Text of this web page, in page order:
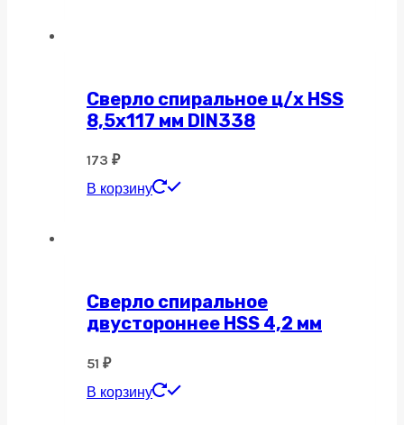
Сверло спиральное ц/х HSS
8,5х117 мм DIN338
173 ₽
В корзину
Сверло спиральное
двустороннее HSS 4,2 мм
51 ₽
В корзину